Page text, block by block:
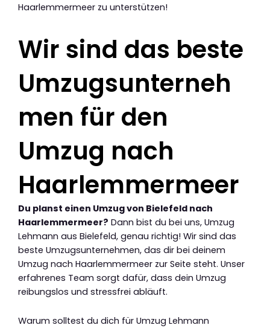
Haarlemmermeer zu unterstützen!
Wir sind das beste
Umzugsunterneh
men für den
Umzug nach
Haarlemmermeer
Du planst einen Umzug von Bielefeld nach
Haarlemmermeer? Dann bist du bei uns, Umzug
Lehmann aus Bielefeld, genau richtig! Wir sind das
beste Umzugsunternehmen, das dir bei deinem
Umzug nach Haarlemmermeer zur Seite steht. Unser
erfahrenes Team sorgt dafür, dass dein Umzug
reibungslos und stressfrei abläuft.
Warum solltest du dich für Umzug Lehmann